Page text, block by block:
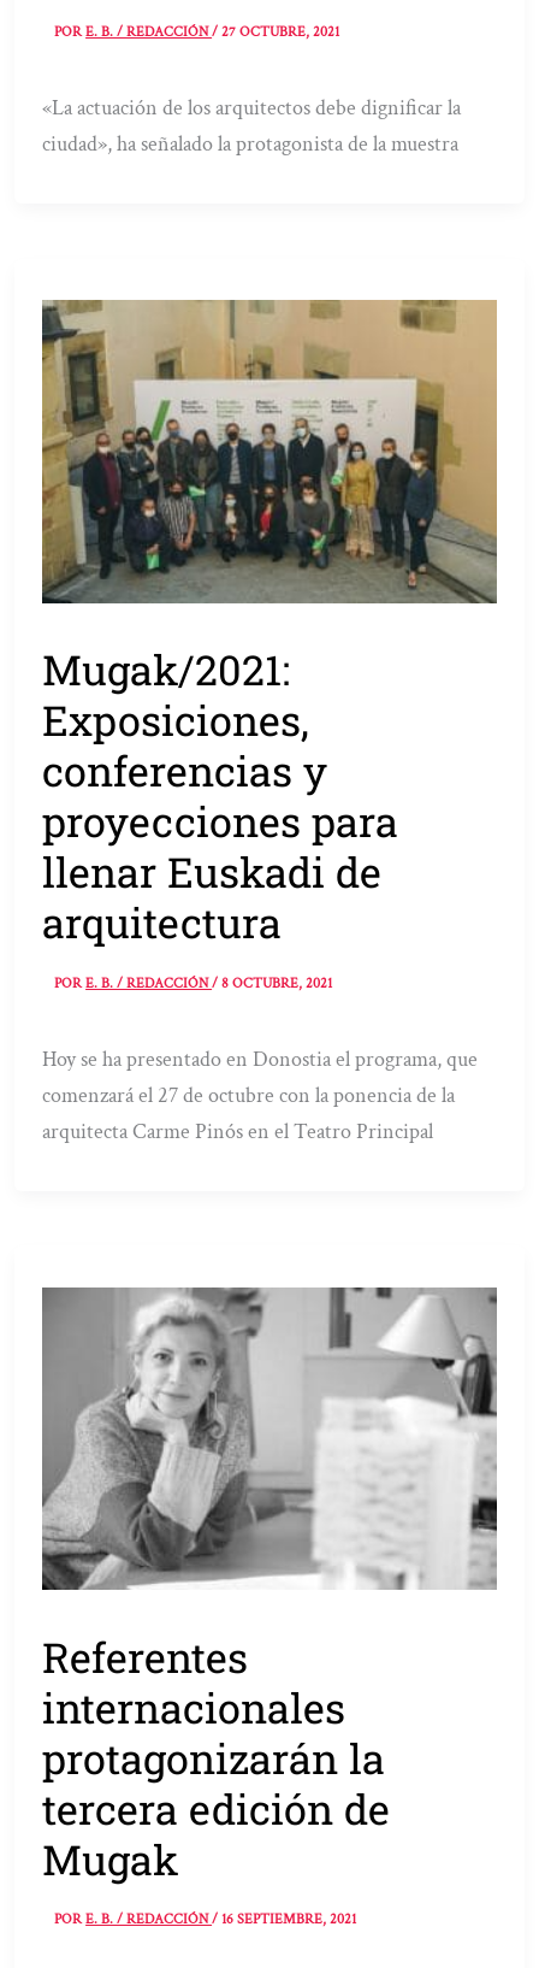
PORE. B. / REDACCIÓN/27 OCTUBRE, 2021
«La actuación de los arquitectos debe dignificar la
ciudad», ha señalado la protagonista de la muestra
Mugak/2021:
Exposiciones,
conferencias y
proyecciones para
llenar Euskadi de
arquitectura
PORE. B. / REDACCIÓN/8 OCTUBRE, 2021
Hoy se ha presentado en Donostia el programa, que
comenzará el 27 de octubre con la ponencia de la
arquitecta Carme Pinós en el Teatro Principal
Referentes
internacionales
protagonizarán la
tercera edición de
Mugak
PORE. B. / REDACCIÓN/16 SEPTIEMBRE, 2021